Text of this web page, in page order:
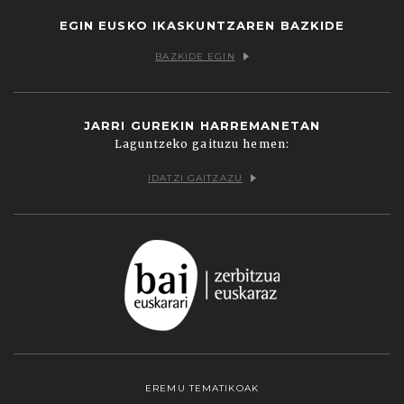
EGIN EUSKO IKASKUNTZAREN BAZKIDE
BAZKIDE EGIN
JARRI GUREKIN HARREMANETAN
Laguntzeko gaituzu hemen:
IDATZI GAITZAZU
EREMU TEMATIKOAK